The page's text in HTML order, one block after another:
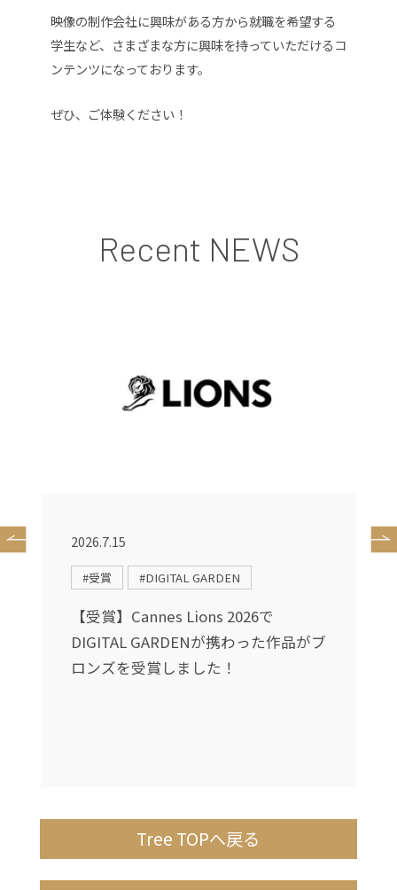
映像の制作会社に興味がある方から就職を希望する
学生など、さまざまな方に興味を持っていただけるコ
ンテンツになっております。
ぜひ、ご体験ください！
Recent NEWS
2026.7.15
#受賞 #DIGITAL GARDEN
【受賞】Cannes Lions 2026で
DIGITAL GARDENが携わった作品がブ
ロンズを受賞しました！
Tree TOPへ戻る